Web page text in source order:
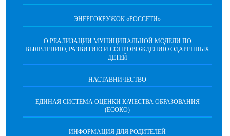
ЭНЕРГОКРУЖОК «РОССЕТИ»
О РЕАЛИЗАЦИИ МУНИЦИПАЛЬНОЙ МОДЕЛИ ПО
ВЫЯВЛЕНИЮ, РАЗВИТИЮ И СОПРОВОЖДЕНИЮ ОДАРЕННЫХ
ДЕТЕЙ
НАСТАВНИЧЕСТВО
ЕДИНАЯ СИСТЕМА ОЦЕНКИ КАЧЕСТВА ОБРАЗОВАНИЯ
(ЕСОКО)
ИНФОРМАЦИЯ ДЛЯ РОДИТЕЛЕЙ